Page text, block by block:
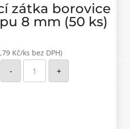
zátka borovice
8 mm (50 ks)
Kč/ks bez DPH)
-
Zaslepovací
zátka
borovice
průměr
+